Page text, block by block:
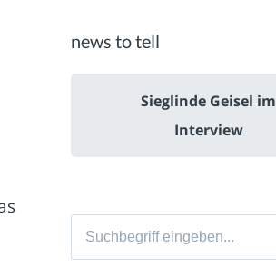
news to tell
Sieglinde Geisel im
Interview
Suche